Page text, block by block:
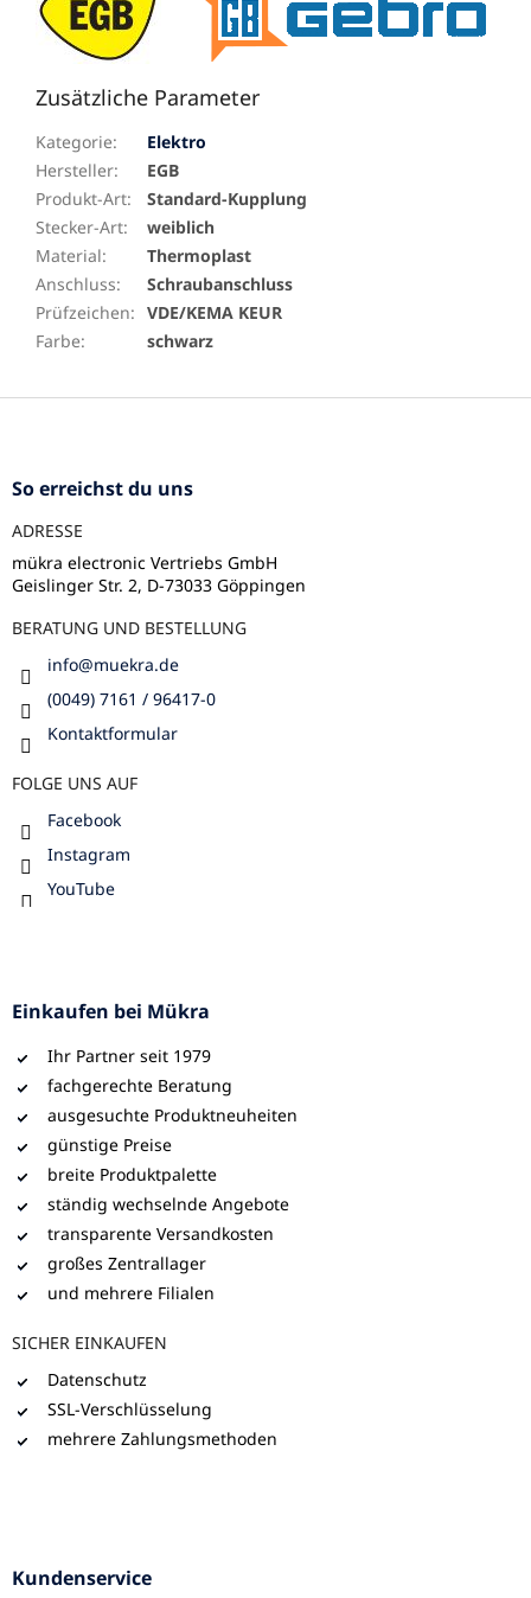
Zusätzliche Parameter
Kategorie:
Elektro
Hersteller:
EGB
Produkt-Art:
Standard-Kupplung
Stecker-Art:
weiblich
Material:
Thermoplast
Anschluss:
Schraubanschluss
Prüfzeichen: VDE/KEMA KEUR
Farbe: schwarz
F
So erreichst du uns
ADRESSE
mükra electronic Vertriebs GmbH
Geislinger Str. 2, D-73033 Göppingen
BERATUNG UND BESTELLUNG
info@muekra.de
(0049) 7161 / 96417-0
Kontaktformular
FOLGE UNS AUF
Facebook
Instagram
YouTube
Einkaufen bei Mükra
Ihr Partner seit 1979
fachgerechte Beratung
ausgesuchte Produktneuheiten
günstige Preise
breite Produktpalette
ständig wechselnde Angebote
transparente Versandkosten
großes Zentrallager
und mehrere Filialen
SICHER EINKAUFEN
Datenschutz
SSL-Verschlüsselung
mehrere Zahlungsmethoden
Kundenservice